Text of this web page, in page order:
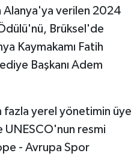
Alanya'ya verilen 2024
Brüksel'de
Kaymakamı Fatih
Başkanı Adem
fazla yerel yönetimin üye
UNESCO'nun resmi
- Avrupa Spor